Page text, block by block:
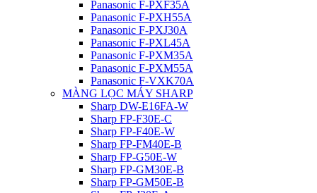
Panasonic F-PXF35A
Panasonic F-PXH55A
Panasonic F-PXJ30A
Panasonic F-PXL45A
Panasonic F-PXM35A
Panasonic F-PXM55A
Panasonic F-VXK70A
MÀNG LỌC MÁY SHARP
Sharp DW-E16FA-W
Sharp FP-F30E-C
Sharp FP-F40E-W
Sharp FP-FM40E-B
Sharp FP-G50E-W
Sharp FP-GM30E-B
Sharp FP-GM50E-B